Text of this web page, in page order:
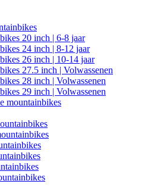
20 inch | 6-8 jaar
24 inch | 8-12 jaar
26 inch | 10-14 jaar
27.5 inch | Volwassenen
28 inch | Volwassenen
29 inch | Volwassenen
mountainbikes